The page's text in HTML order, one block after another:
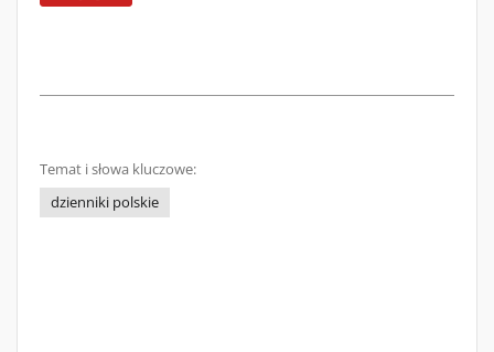
Temat i słowa kluczowe:
dzienniki polskie